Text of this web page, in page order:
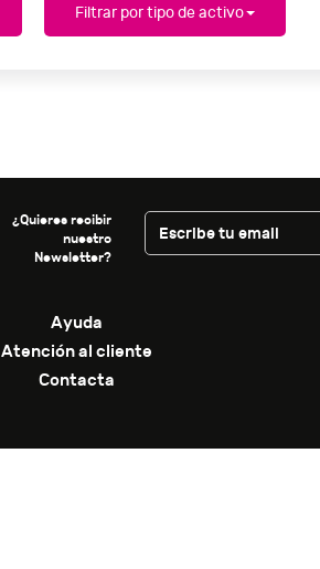
Filtrar por tipo de activo
¿Quieres recibir
nuestro
Newsletter?
Ayuda
Atención al cliente
Contacta